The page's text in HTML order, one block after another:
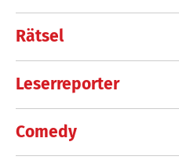
Rätsel
Leserreporter
Comedy